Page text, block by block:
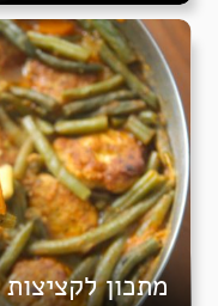
מתכון